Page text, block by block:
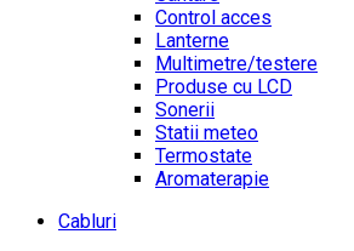
Control acces
Lanterne
Multimetre/testere
Produse cu LCD
Sonerii
Statii meteo
Termostate
Aromaterapie
Cabluri